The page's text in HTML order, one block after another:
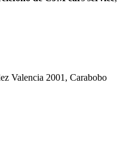
Valencia 2001, Carabobo